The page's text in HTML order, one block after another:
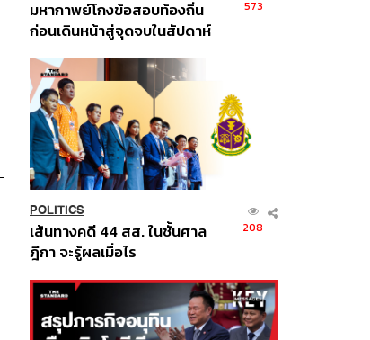
มหากาพย์โกงข้อสอบท้องถิ่น
ก่อนเดินหน้าสู่จุดจบในสัปดาห์
573
POLITICS
เส้นทางคดี 44 สส. ในชั้นศาล
ฎีกา จะรู้ผลเมื่อไร
208